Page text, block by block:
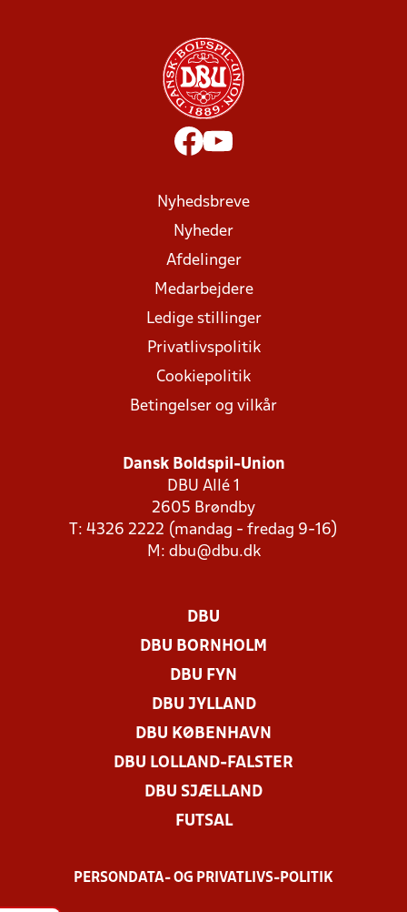
Nyhedsbreve
Nyheder
Afdelinger
Medarbejdere
Ledige stillinger
Privatlivspolitik
Cookiepolitik
Betingelser og vilkår
Dansk Boldspil-Union
DBU Allé 1
2605 Brøndby
T: 4326 2222 (mandag - fredag 9-16)
M: dbu@dbu.dk
DBU
DBU BORNHOLM
DBU FYN
DBU JYLLAND
DBU KØBENHAVN
DBU LOLLAND-FALSTER
DBU SJÆLLAND
FUTSAL
PERSONDATA- OG PRIVATLIVS-POLITIK